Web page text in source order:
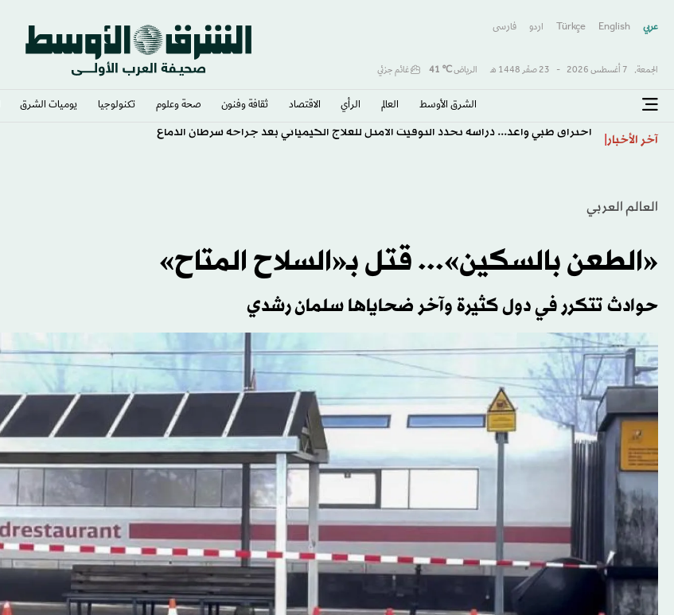
عربي English
Türkçe اردو فارسى
الجمعة, 7 أغسطس 2026 - 23 صفَر 1448 هـ الرياض℃
41 غائم جزئي
الشرق الأوسط​ العالم الرأي الاقتصاد ثقافة وفنون صحة وعلوم تكنولوجيا يوميات الشرق​
آخر الأخبار اختراق طبي واعد... دراسة تحدد التوقيت الأمثل للعلاج الكيميائي بعد جراحة سرطان الدماغ
العالم العربي
«الطعن بالسكين»... قتل بـ«السلاح المتاح»
حوادث تتكرر في دول كثيرة وآخر ضحاياها سلمان رشدي